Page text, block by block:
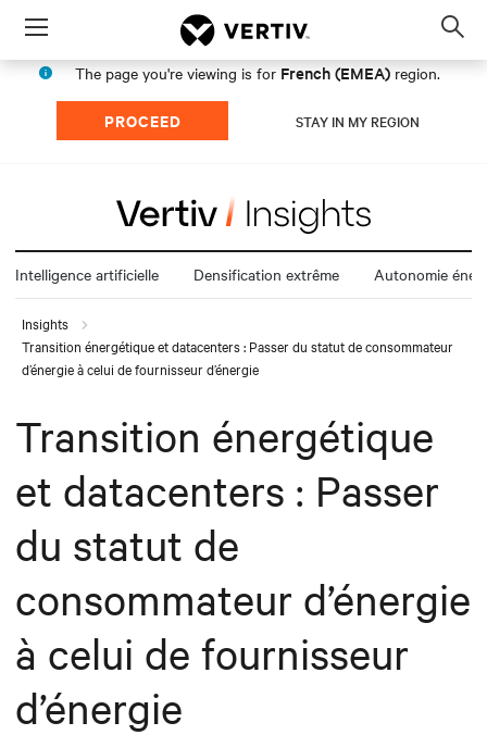
Menu
The page you're viewing is for French (EMEA) region.
PROCEED STAY IN MY REGION
Intelligence artificielle Densification extrême Autonomie
Insights
Transition énergétique et datacenters : Passer du statut de consommateur
d’énergie à celui de fournisseur d’énergie
Transition énergétique
et datacenters : Passer
du statut de
consommateur d’énergie
à celui de fournisseur
d’énergie